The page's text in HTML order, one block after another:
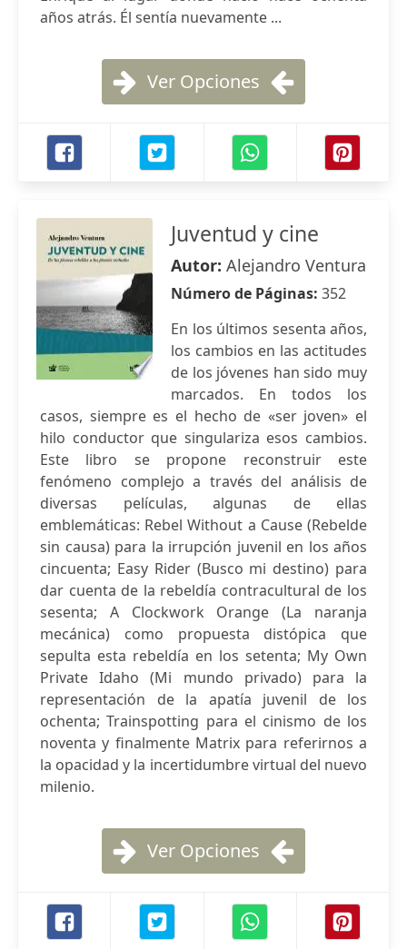
años atrás. Él sentía nuevamente ...
Ver Opciones
Juventud y cine
Autor: Alejandro Ventura
Número de Páginas: 352
En los últimos sesenta años,
los cambios en las actitudes
de los jóvenes han sido muy
marcados. En todos los
casos, siempre es el hecho de «ser joven» el
hilo conductor que singulariza esos cambios.
Este libro se propone reconstruir este
fenómeno complejo a través del análisis de
diversas películas, algunas de ellas
emblemáticas: Rebel Without a Cause (Rebelde
sin causa) para la irrupción juvenil en los años
cincuenta; Easy Rider (Busco mi destino) para
dar cuenta de la rebeldía contracultural de los
sesenta; A Clockwork Orange (La naranja
mecánica) como propuesta distópica que
sepulta esta rebeldía en los setenta; My Own
Private Idaho (Mi mundo privado) para la
representación de la apatía juvenil de los
ochenta; Trainspotting para el cinismo de los
noventa y finalmente Matrix para referirnos a
la opacidad y la incertidumbre virtual del nuevo
milenio.
Ver Opciones